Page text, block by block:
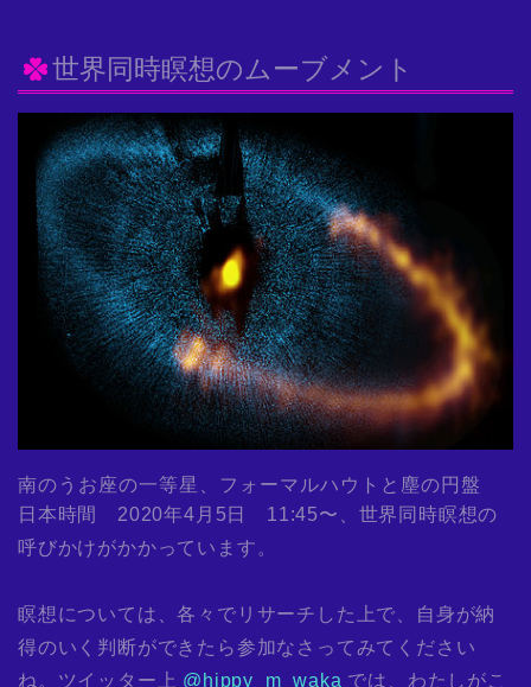
世界同時瞑想のムーブメント
南のうお座の一等星、フォーマルハウトと塵の円盤
日本時間 2020年4月5日 11:45〜、世界同時瞑想の
呼びかけがかかっています。
瞑想については、各々でリサーチした上で、自身が納
得のいく判断ができたら参加なさってみてください
ね。ツイッター上 @hippy_m_waka では、わたしがこ